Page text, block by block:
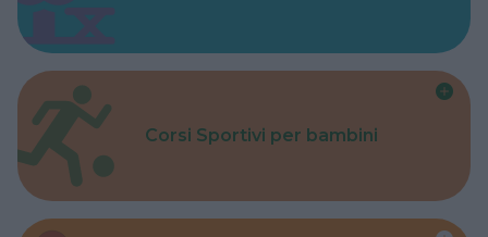
Corsi Sportivi per bambini